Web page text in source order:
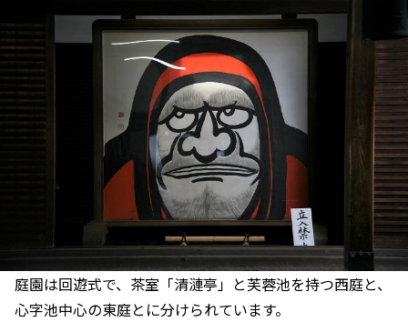
庭園は回遊式で、茶室「清漣亭」と芙蓉池を持つ西庭と、
心字池中心の東庭とに分けられています。